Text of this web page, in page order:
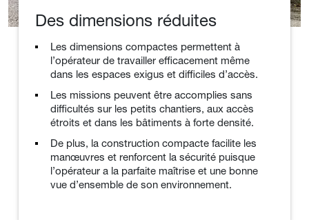
Des dimensions réduites
Les dimensions compactes permettent à
l’opérateur de travailler efficacement même
dans les espaces exigus et difficiles d’accès.
Les missions peuvent être accomplies sans
difficultés sur les petits chantiers, aux accès
étroits et dans les bâtiments à forte densité.
De plus, la construction compacte facilite les
manœuvres et renforcent la sécurité puisque
l’opérateur a la parfaite maîtrise et une bonne
vue d’ensemble de son environnement.